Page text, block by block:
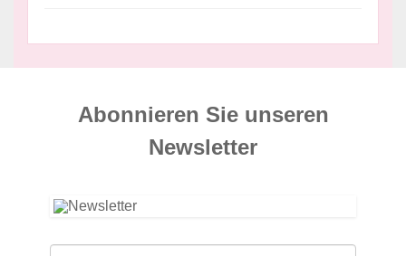
Abonnieren Sie unseren
News­letter